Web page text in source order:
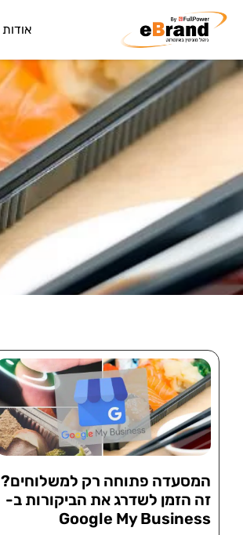
אודות
המסעדה פתוחה רק למשלוחים?
זה הזמן לשדרג את הביקורות ב-
Google My Business